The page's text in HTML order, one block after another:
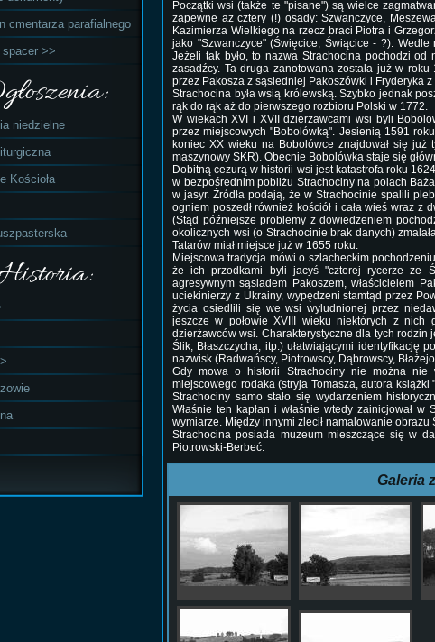
cmentarza parafialnego
>>
niedzielne
Kościoła
Początki wsi (także te "pisane") są wielce
zapewne aż cztery (!) osady: Szwanczyce,
Kazimierza Wielkiego na rzecz braci Piotra i
jako "Szwanczyce" (Święcice, Świącice - ?). Wedle
Jeżeli tak było, to nazwa Strachocina pochodzi
zasadźcy. Ta druga zanotowana została już w
przez Pakosza z sąsiedniej Pakoszówki i Fryderyka
Strachocina była wsią królewską. Szybko jednak
rąk do rąk aż do pierwszego rozbioru Polski w 1772.
W wiekach XVI i XVII dzierżawcami wsi byli
przez miejscowych "Bobolówką". Jesienią 1591
koniec XX wieku na Bobolówce znajdował się
maszynowy SKR). Obecnie Bobolówka staje się
Dobitną cezurą w historii wsi jest katastrofa roku
w bezpośrednim pobliżu Strachociny na polach
w jasyr. Źródła podają, że w Strachocinie spalili
ogniem poszedł również kościół i cała wieś wraz z
(Stąd późniejsze problemy z dowiedzeniem
okolicznych wsi (o Strachocinie brak danych)
Tatarów miał miejsce już w 1655 roku.
Miejscowa tradycja mówi o szlacheckim
że ich przodkami byli jacyś "czterej rycerze ze
agresywnym sąsiadem Pakoszem, właścicielem
uciekinierzy z Ukrainy, wypędzeni stamtąd przez
życia osiedlili się we wsi wyludnionej przez
jeszcze w połowie XVIII wieku niektórych z nich
dzierżawców wsi. Charakterystyczne dla tych rodzin
Ślik, Błaszczycha, itp.) ułatwiającymi identyfikację
nazwisk (Radwańscy, Piotrowscy, Dąbrowscy,
Gdy mowa o historii Strachociny nie można nie
miejscowego rodaka (stryja Tomasza, autora
Strachociny samo stało się wydarzeniem
Właśnie ten kapłan i właśnie wtedy zainicjował
wymiarze. Między innymi zlecił namalowanie
Strachocina posiada muzeum mieszczące się w
Piotrowski-Berbeć.
Galeria